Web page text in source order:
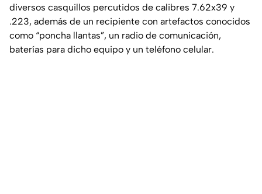
diversos casquillos percutidos de calibres 7.62x39 y
.223, además de un recipiente con artefactos conocidos
como “poncha llantas”, un radio de comunicación,
baterías para dicho equipo y un teléfono celular.